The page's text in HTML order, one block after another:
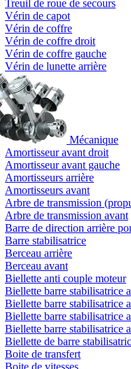
Treuil de roue de secours
Vérin de capot
Vérin de coffre
Vérin de coffre droit
Vérin de coffre gauche
Vérin de lunette arrière
Mécanique
Amortisseur avant droit
Amortisseur avant gauche
Amortisseurs arrière
Amortisseurs avant
Arbre de transmission
Arbre de transmission avant
Barre de direction arrière
Barre stabilisatrice
Berceau arrière
Berceau avant
Biellette anti couple moteur
Biellette barre stabilisatrice
Biellette barre stabilisatrice
Biellette barre stabilisatrice
Biellette barre stabilisatrice
Biellette de barre
Boite de transfert
Boite de vitesses